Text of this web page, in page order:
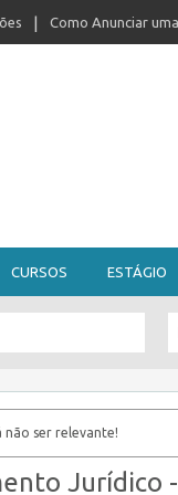
Como Anunciar
CURSOS ESTÁGIO
não ser relevante!
Jurídico